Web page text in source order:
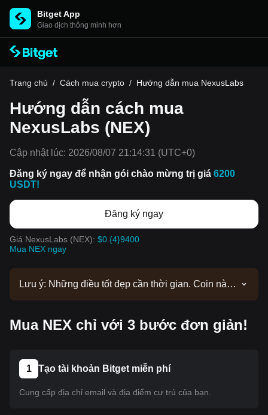
Bitget App
Giao dịch thông minh hơn
Trang chủ / Cách mua crypto / Hướng dẫn mua NexusLabs
Hướng dẫn cách mua
NexusLabs (NEX)
Cập nhật lúc: 2026/08/07 21:14:31 (UTC+0)
Đăng ký ngay để nhận gói chào mừng trị giá 6200
USDT!
Đăng ký ngay
Giá NexusLabs (NEX): $0.{4}9400
Mua NEX ngay
Lưu ý: Những điều tốt đẹp cần thời gian. Coin này
Khi coin này có mặt trên Bitget, bạn có thể làm theo
được niêm yết trên Bitget.
Mua NEX chỉ với 3 bước đơn giản!
1 Tạo tài khoản Bitget miễn phí
Cung cấp địa chỉ email và địa điểm cư trú của bạn.